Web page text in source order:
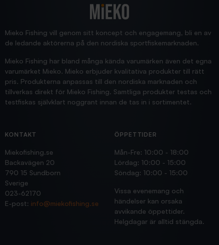
Jensa
Mieko Fishing vill genom sitt koncept och engagemang, bli en av
de ledande aktörerna på den nordiska sportfiskemarknaden.
Mieko Fishing har bland många kända varumärken även det egna
varumärket Mieko. Mieko erbjuder kvalitativa produkter till rätt
pris. Produkterna anpassas till den nordiska marknaden och
tillverkas direkt för Mieko Fishing. Samtliga produkter testas och
testfiskas självklart noggrant innan de tas in i sortimentet.
KONTAKT
Miekofishing.se
Backavägen 20
790 15 Sundborn
Sverige
023-62170
E-post: info@miekofishing.se
ÖPPETTIDER
Mån-Fre: 10:00 - 18:00
Lördag: 10:00 - 15:00
Söndag: 10:00 - 15:00
Vissa evenemang och
händelser kan orsaka
avvikande öppettider.
Helgdagar är alltid stängda.